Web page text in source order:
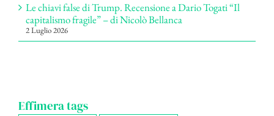
Le chiavi false di Trump. Recensione a Dario Togati “Il
capitalismo fragile” – di Nicolò Bellanca
2 Luglio 2026
Effimera tags